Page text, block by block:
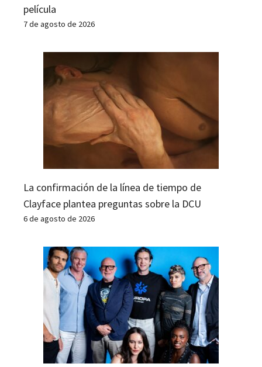
película
7 de agosto de 2026
La confirmación de la línea de tiempo de
Clayface plantea preguntas sobre la DCU
6 de agosto de 2026